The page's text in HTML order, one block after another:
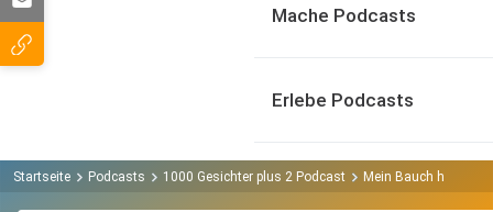
Mache Podcasts
Erlebe Podcasts
Startseite Podcasts 1000 Gesichter plus 2 Podcast Mein Bauch hat